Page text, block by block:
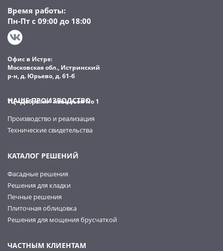
Время работы:
Пн-Пт с 09:00 до 18:00
Офис в Истре:
Московская обл., Истринский
р-н, д. Юрьево, д. 61-б
ТЦ «Добрыня» павильон No 1
НАШЕ ПРОИЗВОДСТВО
Производство и реализация
Технические свидетельства
КАТАЛОГ РЕШЕНИЙ
Фасадные решения
Решения для кладки
Печные решения
Плиточная облицовка
Решения для мощения брусчаткой
ЧАСТНЫМ КЛИЕНТАМ